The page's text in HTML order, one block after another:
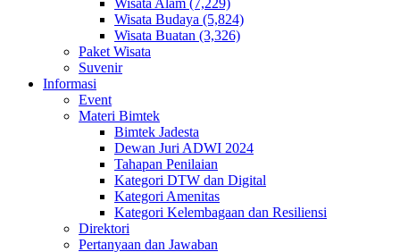
Wisata Alam (7,229)
Wisata Budaya (5,824)
Wisata Buatan (3,326)
Paket Wisata
Suvenir
Informasi
Event
Materi Bimtek
Bimtek Jadesta
Dewan Juri ADWI 2024
Tahapan Penilaian
Kategori DTW dan Digital
Kategori Amenitas
Kategori Kelembagaan dan Resiliensi
Direktori
Pertanyaan dan Jawaban